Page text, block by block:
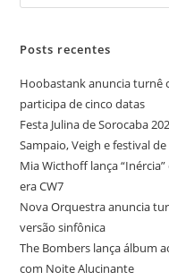
Posts recentes
Hoobastank anuncia turnê
participa de cinco datas
Festa Julina de Sorocaba
Sampaio, Veigh e festival
Mia Wicthoff lança
era CW7
Nova Orquestra anuncia
versão sinfônica
The Bombers lança álbum
com Noite Alucinante